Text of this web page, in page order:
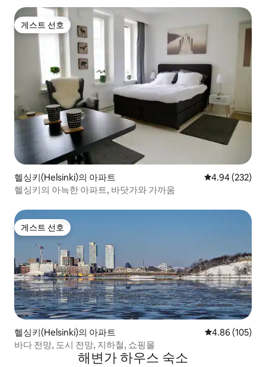
게스트 선호
게스트 선호
헬싱키(Helsinki)의 아파트 평점 4.94점(5
4.94 (232)
헬싱키의 아늑한 아파트, 바닷가와 가까움
게스트 선호
게스트 선호
헬싱키(Helsinki)의 아파트 평점 4.86점(5
4.86 (105)
바다 전망, 도시 전망, 지하철, 쇼핑몰
해변가 하우스 숙소